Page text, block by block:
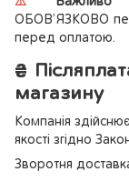
ОБОВ’ЯЗКОВО
перед оплатою.
₴
магазину
Компанія
якості згідно
Зворотня